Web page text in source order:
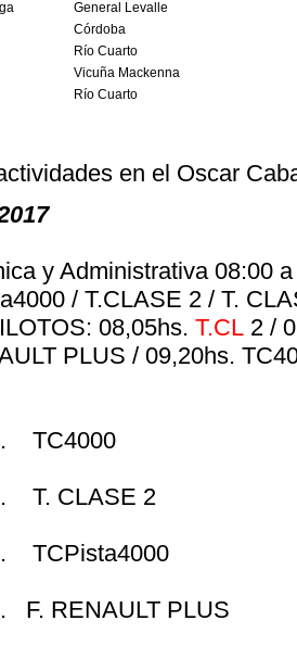
General Levalle
Córdoba
Río Cuarto
Vicuña Mackenna
Río Cuarto
en el Oscar
y Administrativa 08:00
/ T.CLASE 2 / T.
08,05hs.T.CL 2 /
PLUS / 09,20hs.
hs. TC4000
hs. T. CLASE
hs.
hs. F. RENAULT